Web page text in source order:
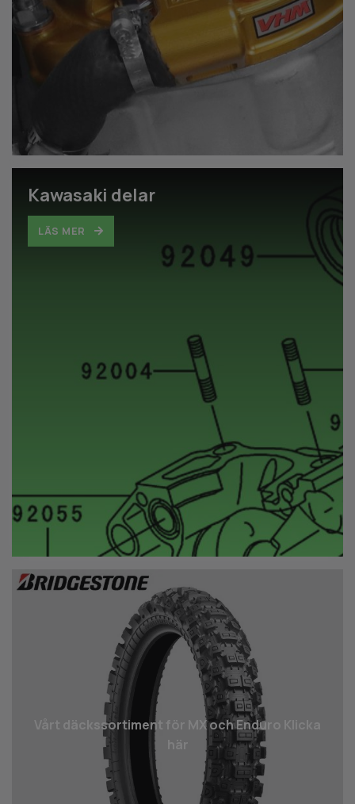
Kawasaki delar
LÄS MER
Vårt däcks­sortiment för MX och Enduro Klicka